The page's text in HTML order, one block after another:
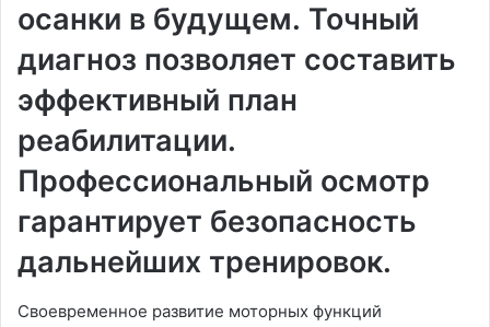
осанки в будущем․ Точный
диагноз позволяет составить
эффективный план
реабилитации․
Профессиональный осмотр
гарантирует безопасность
дальнейших тренировок․
Своевременное развитие моторных функций